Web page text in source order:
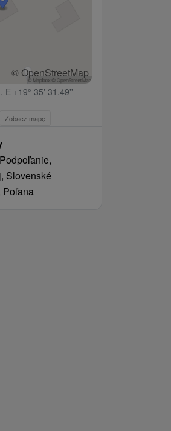
© OpenStreetMap
E +19° 35' 31.49''
Zobacz mapę
Slovenské
Poľana